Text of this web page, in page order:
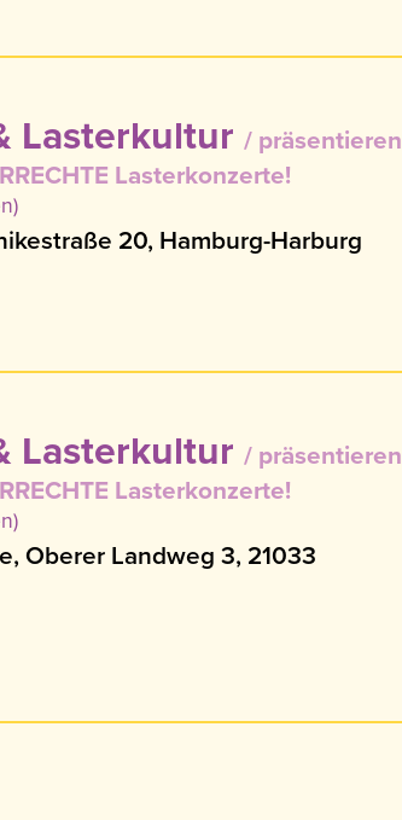
Lasterkultur
präsentieren
Lasterkonzerte!
20, Hamburg-Harburg
Lasterkultur
präsentieren
Lasterkonzerte!
Oberer Landweg 3, 21033